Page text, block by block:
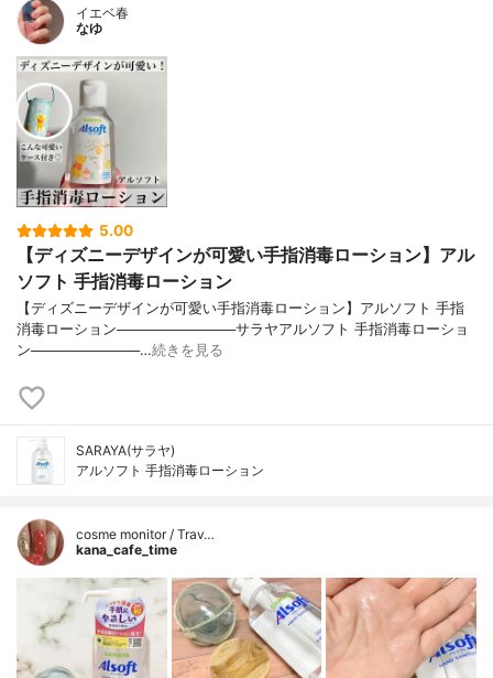
イエベ春
なゆ
5.00
【ディズニーデザインが可愛い手指消毒ローション】アル
ソフト 手指消毒ローション
【ディズニーデザインが可愛い手指消毒ローション】アルソフト 手指
消毒ローション────────────サラヤアルソフト 手指消毒ローショ
ン───────────…続きを見る
SARAYA(サラヤ)
アルソフト 手指消毒ローション
cosme monitor / Trav…
kana_cafe_time